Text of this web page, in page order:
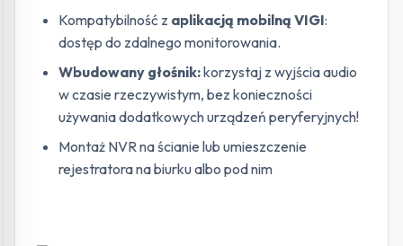
Kompatybilność z aplikacją mobilną VIGI:
dostęp do zdalnego monitorowania.
Wbudowany głośnik:korzystaj z wyjścia audio
w czasie rzeczywistym, bez konieczności
używania dodatkowych urządzeń peryferyjnych!
Montaż NVR na ścianie lub umieszczenie
rejestratora na biurku albo pod nim